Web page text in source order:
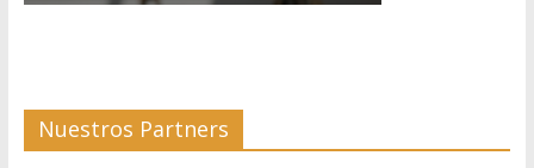
Nuestros Partners